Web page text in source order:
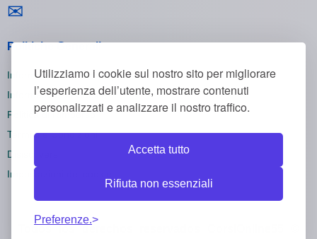
Utilizziamo i cookie sul nostro sito per migliorare
l’esperienza dell’utente, mostrare contenuti
personalizzati e analizzare il nostro traffico.
Accetta tutto
Rifiuta non essenziali
Preferenze.
✉
Politiche Generali
Informativa sulla Privacy
Informativa sui Cookie
Politica di Rimborso
Termini e Condizioni
Disiscriversi
Impostazioni dei cookie
Todos los derechos reservados CorsiOnline55 ©